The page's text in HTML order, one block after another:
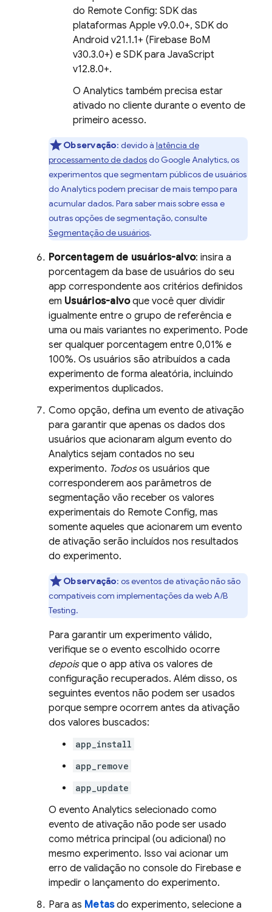
do Remote Config: SDK das
plataformas Apple v9.0.0+, SDK do
Android v21.1.1+ (Firebase BoM
v30.3.0+) e SDK para JavaScript
v12.8.0+.
O Analytics também precisa estar
ativado no cliente durante o evento de
primeiro acesso.
Observação: devido à latência de
processamento de dadosdo Google Analytics, os
experimentos que segmentam públicos de usuários
doAnalyticspodem precisar de mais tempo para
acumular dados. Para saber mais sobre essa e
outras opções de segmentação, consulte
Segmentação de usuários.
Porcentagem de usuários-alvo: insira a
porcentagem da base de usuários do seu
app correspondente aos critérios definidos
em Usuários-alvoque você quer dividir
igualmente entre o grupo de referência e
uma ou mais variantes no experimento. Pode
ser qualquer porcentagem entre 0,01% e
100%. Os usuários são atribuídos a cada
experimento de forma aleatória, incluindo
experimentos duplicados.
Como opção, defina um evento de ativação
para garantir que apenas os dados dos
usuários que acionaram algum evento do
Analytics sejam contados no seu
experimento. Todosos usuários que
corresponderem aos parâmetros de
segmentação vão receber os valores
experimentais do Remote Config, mas
somente aqueles que acionarem um evento
de ativação serão incluídos nos resultados
do experimento.
Observação: os eventos de ativação não são
compatíveis com implementações da webA/B
Testing.
Para garantir um experimento válido,
verifique se o evento escolhido ocorre
depoisque o app ativa os valores de
configuração recuperados. Além disso, os
seguintes eventos não podem ser usados
porque sempre ocorrem antes da ativação
dos valores buscados:
app_install
app_remove
app_update
O evento Analytics selecionado como
evento de ativação não pode ser usado
como métrica principal (ou adicional) no
mesmo experimento. Isso vai acionar um
erro de validação no console do Firebase e
impedir o lançamento do experimento.
Para as Metasdo experimento, selecione a